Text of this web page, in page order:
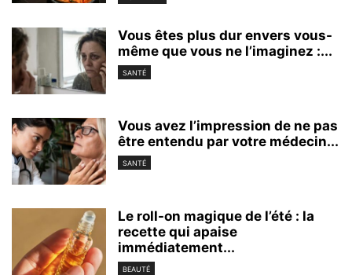
Vous êtes plus dur envers vous-
même que vous ne l’imaginez :...
SANTÉ
Vous avez l’impression de ne pas
être entendu par votre médecin...
SANTÉ
Le roll-on magique de l’été : la
recette qui apaise
immédiatement...
BEAUTÉ